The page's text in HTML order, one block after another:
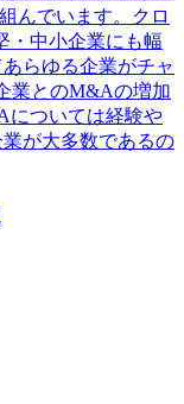
んでいます。クロ
・中小企業にも幅
らゆる企業がチャ
業とのM&Aの増加
については経験や
が大多数であるの